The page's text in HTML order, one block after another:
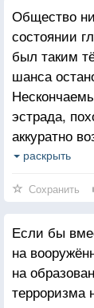
Общество
состоянии
был таким
шанса
эстрада,
аккуратно
абсолютно
раскрыть
Сохранить
Если бы
на
на
терроризма